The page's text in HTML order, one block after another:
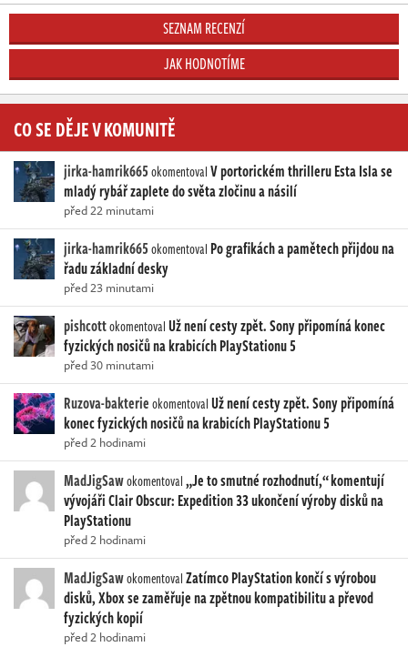
SEZNAM RECENZÍ
JAK HODNOTÍME
CO SE DĚJE V KOMUNITĚ
jirka-hamrik665okomentovalV portorickém thrilleru Esta Isla se
mladý rybář zaplete do světa zločinu a násilí
před 22 minutami
jirka-hamrik665okomentoval Po grafikách a pamětech přijdou na
řadu základní desky
před 23 minutami
pishcottokomentovalUž není cesty zpět. Sony připomíná konec
fyzických nosičů na krabicích PlayStationu 5
před 30 minutami
Ruzova-bakterieokomentovalUž není cesty zpět. Sony připomíná
konec fyzických nosičů na krabicích PlayStationu 5
před 2 hodinami
MadJigSawokomentoval„Je to smutné rozhodnutí,“ komentují
vývojáři Clair Obscur: Expedition 33 ukončení výroby disků na
PlayStationu
před 2 hodinami
MadJigSawokomentovalZatímco PlayStation končí s výrobou
disků, Xbox se zaměřuje na zpětnou kompatibilitu a převod
fyzických kopií
před 2 hodinami